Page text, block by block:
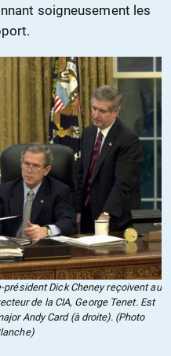
soigneusement les
Dick Cheney reçoivent au
de la CIA, George Tenet. Est
Andy Card (à droite). (Photo